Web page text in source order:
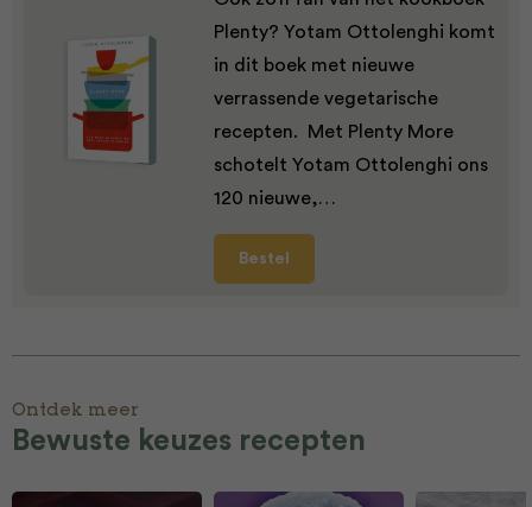
Plenty? Yotam Ottolenghi komt
in dit boek met nieuwe
verrassende vegetarische
recepten. Met Plenty More
schotelt Yotam Ottolenghi ons
120 nieuwe,…
Bestel
Ontdek meer
Bewuste keuzes recepten